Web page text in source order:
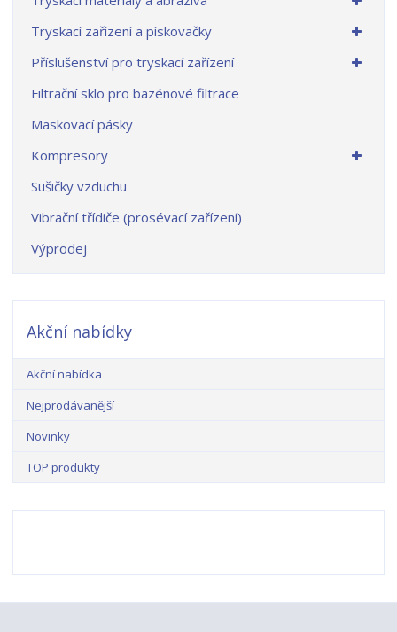
Tryskací zařízení a pískovačky
Příslušenství pro tryskací zařízení
Filtrační sklo pro bazénové filtrace
Maskovací pásky
Kompresory
Sušičky vzduchu
Vibrační třídiče (prosévací zařízení)
Výprodej
Akční nabídky
Akční nabídka
Nejprodávanější
Novinky
TOP produkty